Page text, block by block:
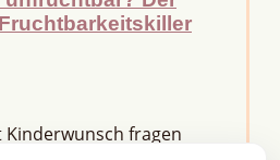
Kinderwunsch fragen